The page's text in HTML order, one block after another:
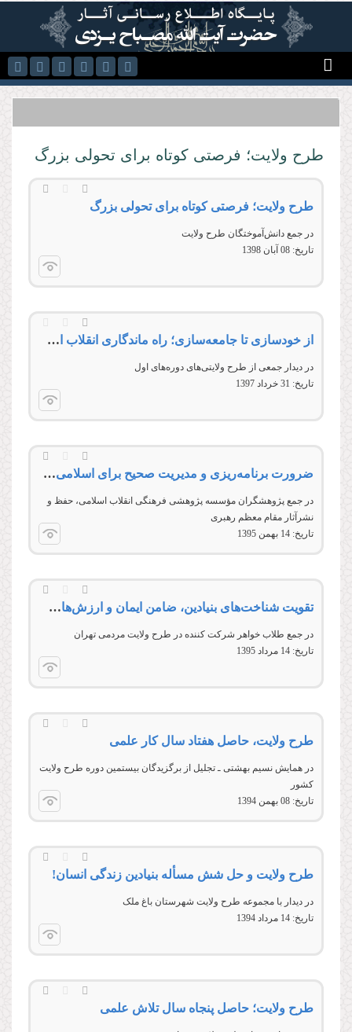
رفتن به محتوای اصلی
طرح ولایت؛ فرصتی کوتاه برای تحولی بزرگ
طرح ولایت؛ فرصتی کوتاه برای تحولی بزرگ
در جمع دانش‌آموختگان طرح ولایت
تاریخ: 08 آبان 1398
از خودسازی تا جامعه‌سازی؛ راه ماندگاری انقلاب اسلامی
در دیدار جمعی از طرح ولایتی‌های دوره‌های اول
تاریخ: 31 خرداد 1397
ضرورت برنامه‌ریزی و مدیریت صحیح برای اسلامی‌سازی علوم انسانی
در جمع پژوهشگران مؤسسه پژوهشی فرهنگی انقلاب اسلامی، حفظ و
نشرآثار مقام معظم رهبری
تاریخ: 14 بهمن 1395
تقويت شناخت‌های بنيادين، ضامن ايمان و ارزش‌های انقلاب اسلامی
در جمع طلاب خواهر شرکت کننده در طرح ولایت مردمی تهران
تاریخ: 14 مرداد 1395
طرح ولایت، حاصل هفتاد سال کار علمی
در همایش نسیم بهشتی ـ تجلیل از برگزیدگان بیستمین دوره طرح ولایت
کشور
تاریخ: 08 بهمن 1394
طرح ولایت و حل شش مسأله بنیادین زندگی انسان!
در دیدار با مجموعه طرح ولايت شهرستان باغ ملک
تاریخ: 14 مرداد 1394
طرح ولایت؛ حاصل پنجاه سال تلاش علمی